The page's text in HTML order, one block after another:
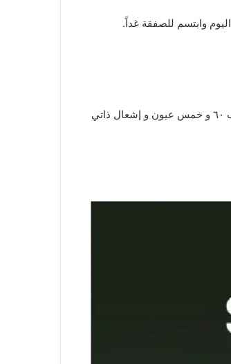
اليوم وابتسم للصفقة غداً.
تراسماستر جويستيك نظام تحكم في الطيران . تراسماستر عجلة قيادة فيراري ٤٥٨ سبايدر . مكواة بخار عمودية من فيليبس . طباخ ستيل ٩٠ سم ب ٦٠ و خمس عيون و إشعال ذاتي